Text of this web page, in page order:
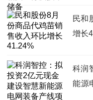
民和
增长
科润
能源